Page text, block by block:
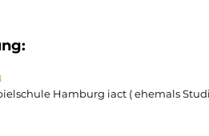
Hamburg iact ( ehemals